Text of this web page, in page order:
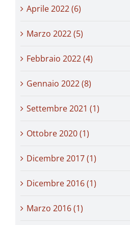
Aprile 2022 (6)
Marzo 2022 (5)
Febbraio 2022 (4)
Gennaio 2022 (8)
Settembre 2021 (1)
Ottobre 2020 (1)
Dicembre 2017 (1)
Dicembre 2016 (1)
Marzo 2016 (1)